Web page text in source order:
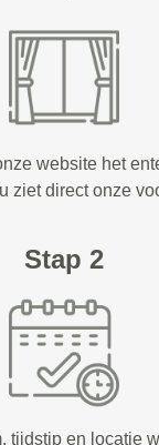
website het
ziet direct onze
Stap 2
tijdstip en locatie